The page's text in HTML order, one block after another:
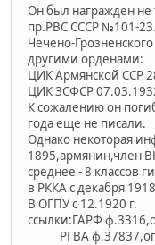
Он был награжден
пр.РВС СССР №101-
Чечено-
другими орденами:
ЦИК Армянской ССР
ЦИК ЗСФСР
К сожалению он
года еще не писали.
Однако некоторая
1895,армянин,член
среднее - 8 классов
в РККА с декабря
В ОГПУ с 12.1920 г.
ссылки:ГАРФ
РГВА